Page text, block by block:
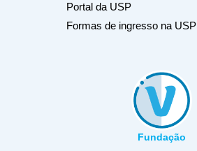
Portal da USP
Formas de ingresso na USP
Fundação